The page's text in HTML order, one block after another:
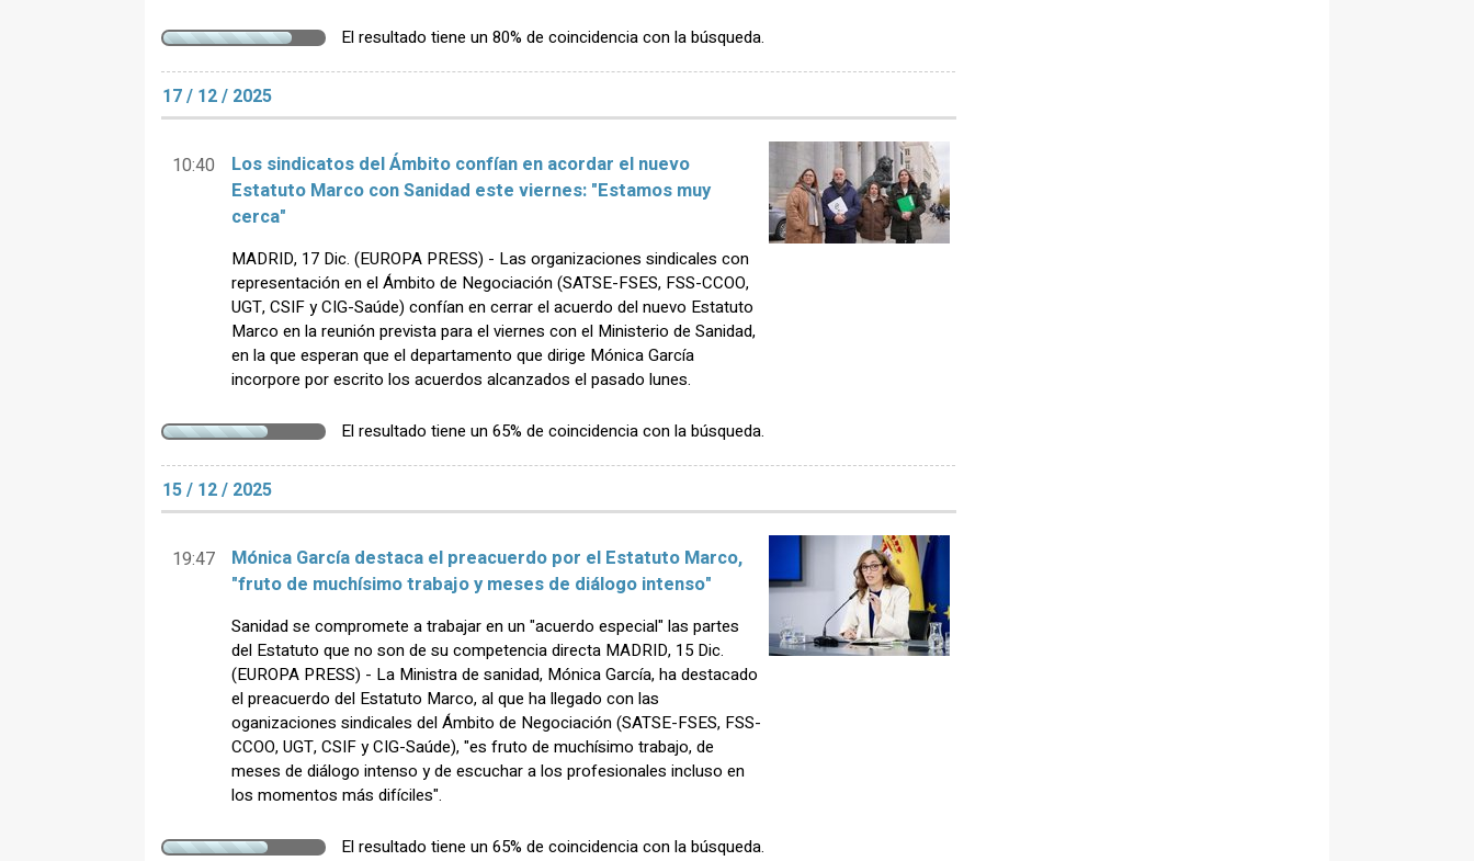
El resultado tiene un 80% de coincidencia con la búsqueda.
17 / 12 / 2025
10:40
Los sindicatos del Ámbito confían en acordar el nuevo
Estatuto Marco con Sanidad este viernes: "Estamos muy
cerca"
MADRID, 17 Dic. (EUROPA PRESS) - Las organizaciones sindicales con
representación en el Ámbito de Negociación (SATSE-FSES, FSS-CCOO,
UGT, CSIF y CIG-Saúde) confían en cerrar el acuerdo del nuevo Estatuto
Marco en la reunión prevista para el viernes con el Ministerio de Sanidad,
en la que esperan que el departamento que dirige Mónica García
incorpore por escrito los acuerdos alcanzados el pasado lunes.
El resultado tiene un 65% de coincidencia con la búsqueda.
15 / 12 / 2025
19:47
Mónica García destaca el preacuerdo por el Estatuto Marco,
"fruto de muchísimo trabajo y meses de diálogo intenso"
Sanidad se compromete a trabajar en un "acuerdo especial" las partes
del Estatuto que no son de su competencia directa MADRID, 15 Dic.
(EUROPA PRESS) - La Ministra de sanidad, Mónica García, ha destacado
el preacuerdo del Estatuto Marco, al que ha llegado con las
oganizaciones sindicales del Ámbito de Negociación (SATSE-FSES, FSS-
CCOO, UGT, CSIF y CIG-Saúde), "es fruto de muchísimo trabajo, de
meses de diálogo intenso y de escuchar a los profesionales incluso en
los momentos más difíciles".
El resultado tiene un 65% de coincidencia con la búsqueda.